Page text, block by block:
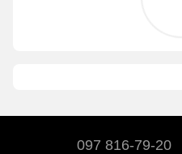
097 816-79-20